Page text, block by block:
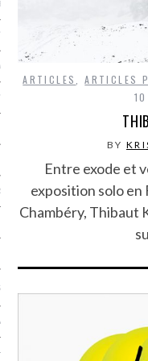
GUERRE
ARTICLES ,ARTICLES
BY
Entre exode et
exposition solo en
Chambéry, Thibaut